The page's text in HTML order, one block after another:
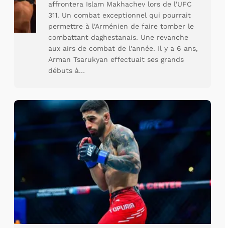
affrontera Islam Makhachev lors de l'UFC
311. Un combat exceptionnel qui pourrait
permettre à l'Arménien de faire tomber le
combattant daghestanais. Une revanche
aux airs de combat de l'année. Il y a 6 ans,
Arman Tsarukyan effectuait ses grands
débuts à…